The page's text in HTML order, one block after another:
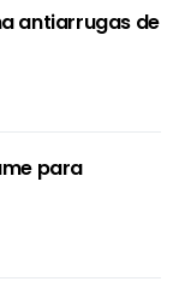
antiarrugas de
para